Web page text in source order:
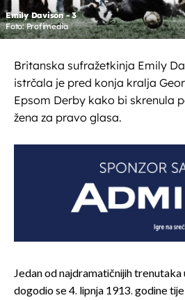
Emily Davison - 3
Foto: Profimedia
Britanska sufražetkinja Emily
istrčala je pred konja kralja
Epsom Derby kako bi skrenula
žena za pravo glasa.
Jedan od najdramatičnijih
dogodio se 4. lipnja 1913. godine